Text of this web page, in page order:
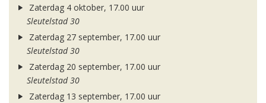
Zaterdag 4 oktober, 17.00 uur
Sleutelstad 30
Zaterdag 27 september, 17.00 uur
Sleutelstad 30
Zaterdag 20 september, 17.00 uur
Sleutelstad 30
Zaterdag 13 september, 17.00 uur